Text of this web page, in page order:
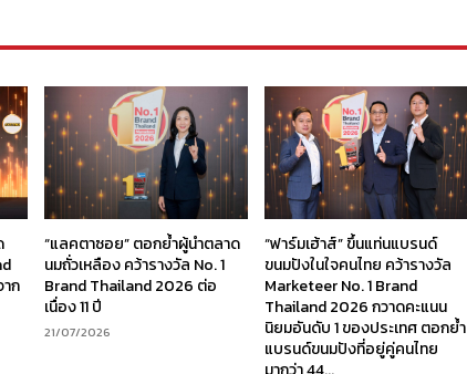
ก
“แลคตาซอย” ตอกย้ำผู้นำตลาด
นมถั่วเหลือง คว้ารางวัล No. 1
Brand Thailand 2026 ต่อ
เนื่อง 11 ปี
21/07/2026
“ฟาร์มเฮ้าส์” ขึ้นแท่นแบรนด์
ขนมปังในใจคนไทย คว้ารางวัล
Marketeer No. 1 Brand
Thailand 2026 กวาดคะแนน
นิยมอันดับ 1 ของประเทศ ตอกย้ำ
แบรนด์ขนมปังที่อยู่คู่คนไทย